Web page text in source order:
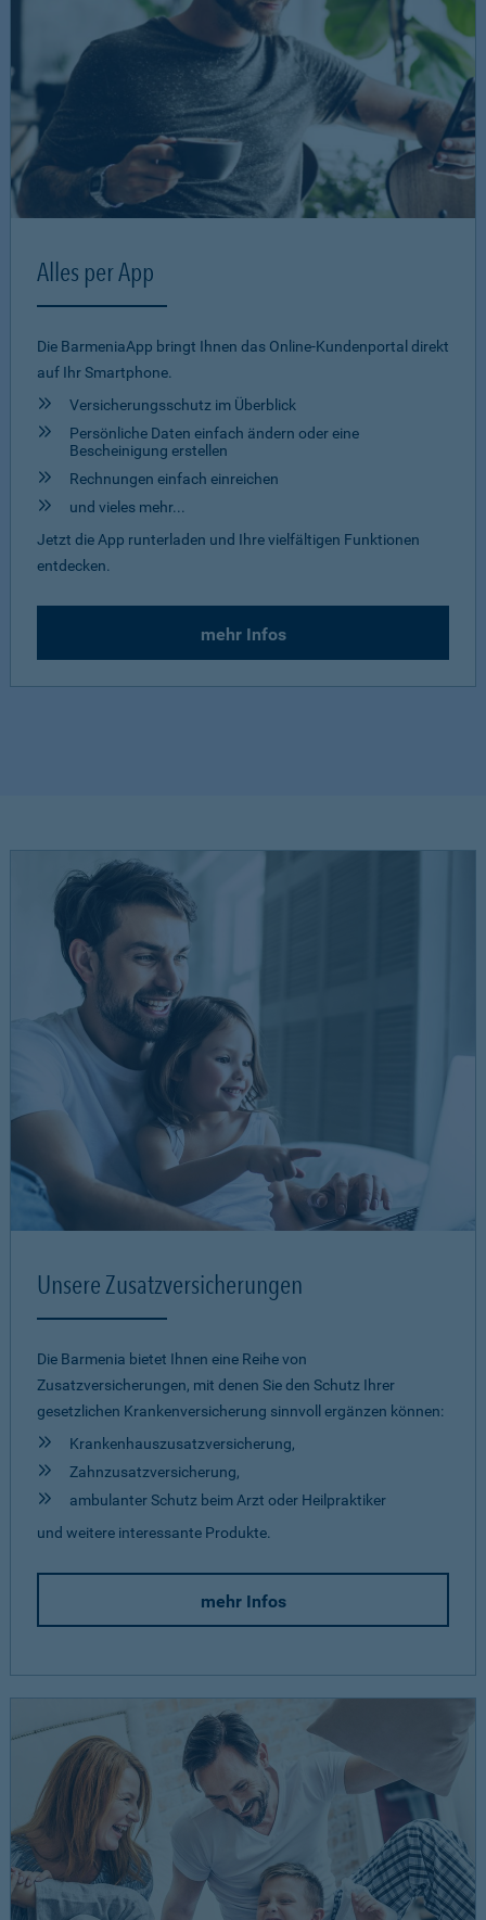
Alles per App
Die BarmeniaApp bringt Ihnen das Online-Kundenportal direkt
auf Ihr Smartphone.
Versicherungsschutz im Überblick
Persönliche Daten einfach ändern oder eine
Bescheinigung erstellen
Rechnungen einfach einreichen
und vieles mehr...
Jetzt die App runterladen und Ihre vielfältigen Funktionen
entdecken.
mehr Infos
Unsere Zusatzversicherungen
Die Barmenia bietet Ihnen eine Reihe von
Zusatzversicherungen, mit denen Sie den Schutz Ihrer
gesetzlichen Krankenversicherung sinnvoll ergänzen können:
Krankenhauszusatzversicherung,
Zahnzusatzversicherung,
ambulanter Schutz beim Arzt oder Heilpraktiker
und weitere interessante Produkte.
mehr Infos